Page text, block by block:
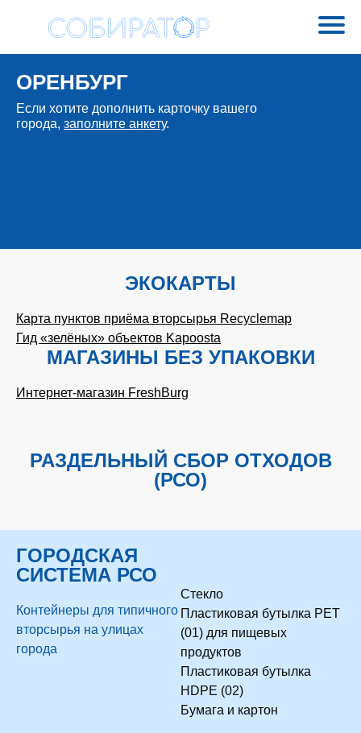
ОРЕНБУРГ
Если хотите дополнить карточку вашего
города, заполните анкету.
ЭКОКАРТЫ
Карта пунктов приёма вторсырья Recyclemap
Гид «зелёных» объектов Kapoosta
МАГАЗИНЫ БЕЗ УПАКОВКИ
Интернет-магазин FreshBurg
РАЗДЕЛЬНЫЙ СБОР ОТХОДОВ
(РСО)
ГОРОДСКАЯ
СИСТЕМА РСО
Контейнеры для типичного
вторсырья на улицах
города
Стекло
Пластиковая бутылка PET
(01) для пищевых
продуктов
Пластиковая бутылка
HDPE (02)
Бумага и картон